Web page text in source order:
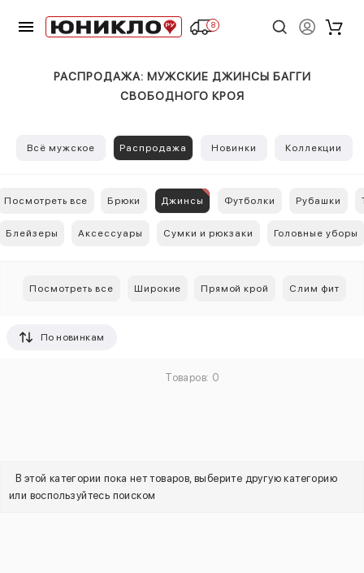
8
РАСПРОДАЖА: МУЖСКИЕ ДЖИНСЫ БАГГИ
СВОБОДНОГО КРОЯ
Всё мужское Распродажа Новинки Коллекции
Посмотреть все Брюки Джинсы Футболки Рубашки
Блейзеры Аксессуары Сумки и рюкзаки Головные уборы
Посмотреть все Широкие Прямой крой Слим фит
По новинкам
Товаров: 0
В этой категории пока нет товаров, выберите другую категорию
или воспользуйтесь поиском